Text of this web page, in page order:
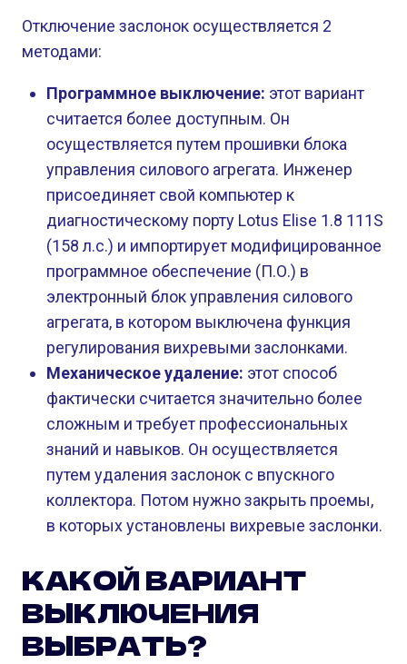
Отключение заслонок осуществляется 2
методами:
Программное выключение: этот вариант
считается более доступным. Он
осуществляется путем прошивки блока
управления силового агрегата. Инженер
присоединяет свой компьютер к
диагностическому порту Lotus Elise 1.8 111S
(158 л.с.) и импортирует модифицированное
программное обеспечение (П.О.) в
электронный блок управления силового
агрегата, в котором выключена функция
регулирования вихревыми заслонками.
Механическое удаление: этот способ
фактически считается значительно более
сложным и требует профессиональных
знаний и навыков. Он осуществляется
путем удаления заслонок с впускного
коллектора. Потом нужно закрыть проемы,
в которых установлены вихревые заслонки.
КАКОЙ ВАРИАНТ
ВЫКЛЮЧЕНИЯ
ВЫБРАТЬ?